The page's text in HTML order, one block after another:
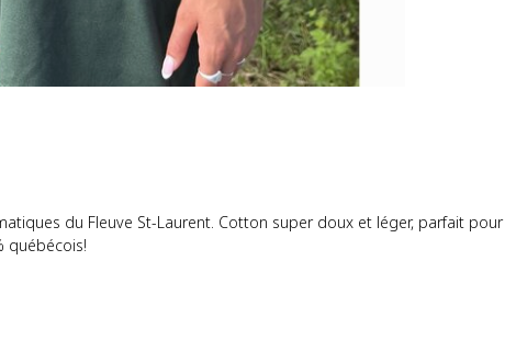
du Fleuve St-Laurent. Cotton super doux et léger, parfait pour
québécois!